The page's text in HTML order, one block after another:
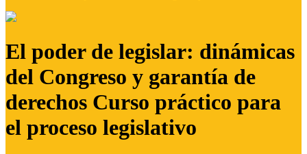
El poder de legislar: dinámicas
del Congreso y garantía de
derechos Curso práctico para
el proceso legislativo